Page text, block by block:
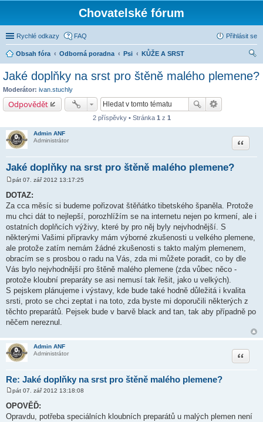
Chovatelské fórum
Rychlé odkazy FAQ Přihlásit se
Obsah fóra Odborná poradna Psi
KŮŽE A SRST
at
Jaké doplňky na srst pro štěně malého plemene?
Moderátor: ivan.stuchly
Odpovědět
2 příspěvky • Stránka 1 z 1
Admin ANF
Administrátor
Jaké doplňky na srst pro štěně malého plemene?
Citace
P
ř
í
s
ě
v
e
k
pát 07. zář 2012 13:17:25
DOTAZ:
Za cca měsíc si budeme pořizovat štěňátko tibetského španěla. Protože
mu chci dát to nejlepší, porozhlížím se na internetu nejen po krmení, ale i
ostatních doplňcích výživy, které by pro něj byly nejvhodnější. S
některými Vašimi přípravky mám výborné zkušenosti u velkého plemene,
ale protože zatím nemám žádné zkušenosti s takto malým plemenem,
obracím se s prosbou o radu na Vás, zda mi můžete poradit, co by dle
Vás bylo nejvhodnější pro štěně malého plemene (zda vůbec něco -
protože kloubní preparáty se asi nemusí tak řešit, jako u velkých).
S pejskem plánujeme i výstavy, kde bude také hodně důležitá i kvalita
srsti, proto se chci zeptat i na toto, zda byste mi doporučili některých z
těchto preparátů. Pejsek bude v barvě black and tan, tak aby případně po
něčem nereznul.
Admin ANF
Administrátor
Re: Jaké doplňky na srst pro štěně malého plemene?
Citace
P
ř
í
s
pát 07. zář 2012 13:18:08
OPOVĚĎ:
Opravdu, potřeba speciálních kloubních preparátů u malých plemen není